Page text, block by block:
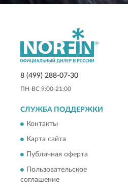
8 (499) 288-07-30
ПН-ВС 9:00-21:00
СЛУЖБА ПОДДЕРЖКИ
Контакты
Карта сайта
Публичная оферта
Пользовательское
соглашение